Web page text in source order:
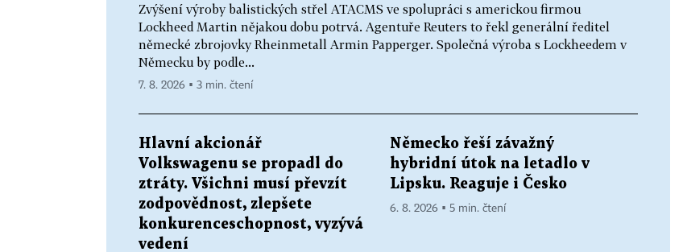
Zvýšení výroby balistických střel ATACMS ve spolupráci s americkou firmou
Lockheed Martin nějakou dobu potrvá. Agentuře Reuters to řekl generální ředitel
německé zbrojovky Rheinmetall Armin Papperger. Společná výroba s Lockheedem v
Německu by podle...
7. 8. 2026 ▪ 3 min. čtení
Hlavní akcionář
Volkswagenu se propadl do
ztráty. Všichni musí převzít
zodpovědnost, zlepšete
konkurenceschopnost, vyzývá
vedení
Německo řeší závažný
hybridní útok na letadlo v
Lipsku. Reaguje i Česko
6. 8. 2026 ▪ 5 min. čtení